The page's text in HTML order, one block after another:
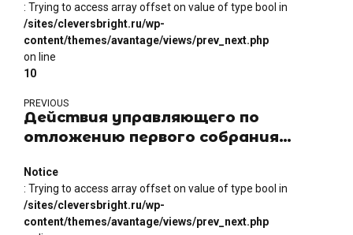
: Trying to access array offset on value of type bool in
/sites/cleversbright.ru/wp-
content/themes/avantage/views/prev_next.php
on line
10
PREVIOUS
Действия управляющего по
отложению первого собрания
рассмотрены требования
отдельных кредиторов, не
являются затягиванием процесса
Notice
: Trying to access array offset on value of type bool in
/sites/cleversbright.ru/wp-
content/themes/avantage/views/prev_next.php